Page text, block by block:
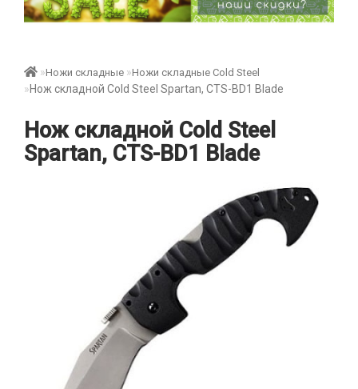
Ножи складные Ножи складные Cold Steel
Нож складной Cold Steel Spartan, CTS-BD1 Blade
Нож складной Cold Steel
Spartan, CTS-BD1 Blade